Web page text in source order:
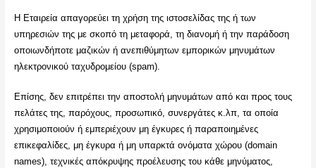
Η Εταιρεία απαγορεύει τη χρήση της ιστοσελίδας της ή των
υπηρεσιών της με σκοπό τη μεταφορά, τη διανομή ή την παράδοση
οποιωνδήποτε μαζικών ή ανεπιθύμητων εμπορικών μηνυμάτων
ηλεκτρονικού ταχυδρομείου (spam).
Επίσης, δεν επιτρέπει την αποστολή μηνυμάτων από και προς τους
πελάτες της, παρόχους, προσωπικό, συνεργάτες κ.λπ, τα οποία
χρησιμοποιούν ή εμπεριέχουν μη έγκυρες ή παραποιημένες
επικεφαλίδες, μη έγκυρα ή μη υπαρκτά ονόματα χώρου (domain
names), τεχνικές απόκρυψης προέλευσης του κάθε μηνύματος,